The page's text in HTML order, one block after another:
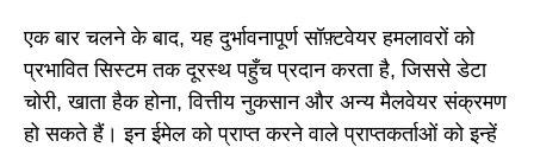
एक बार चलने के बाद, यह दुर्भावनापूर्ण सॉफ़्टवेयर हमलावरों को
प्रभावित सिस्टम तक दूरस्थ पहुँच प्रदान करता है, जिससे डेटा
चोरी, खाता हैक होना, वित्तीय नुकसान और अन्य मैलवेयर संक्रमण
हो सकते हैं। इन ईमेल को प्राप्त करने वाले प्राप्तकर्ताओं को इन्हें